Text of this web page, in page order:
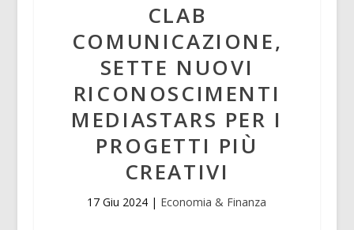
CLAB
COMUNICAZIONE,
SETTE NUOVI
RICONOSCIMENTI
MEDIASTARS PER I
PROGETTI PIÙ
CREATIVI
17 Giu 2024 | Economia & Finanza